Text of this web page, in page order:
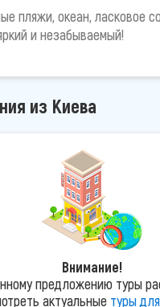
пляжи, океан, ласковое
и незабываемый!
из Киева
Внимание!
предложению туры
актуальные туры